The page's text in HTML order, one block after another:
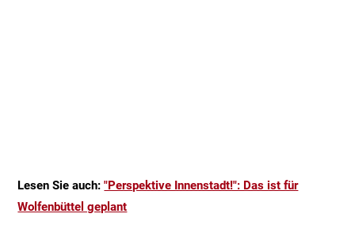
Lesen Sie auch:"Perspektive Innenstadt!": Das ist für
Wolfenbüttel geplant